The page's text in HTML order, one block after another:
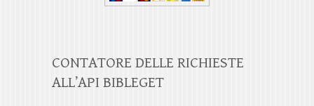
CONTATORE DELLE RICHIESTE
ALL’API BIBLEGET